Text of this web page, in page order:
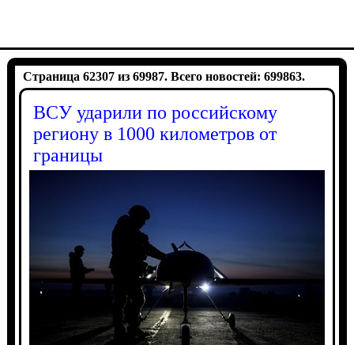
Страница 62307 из 69987. Всего новостей: 699863.
ВСУ ударили по российскому
региону в 1000 километров от
границы